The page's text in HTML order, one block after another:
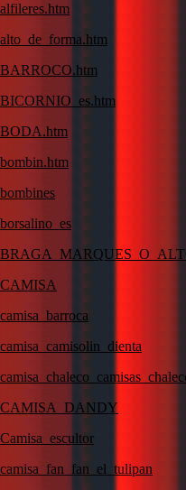
alfileres.htm
alto_de_forma.htm
BARROCO.htm
BICORNIO_es.htm
BODA.htm
bombin.htm
bombines
borsalino_es
CAMISA
camisa_barroca
camisa_camisolin_dienta
CAMISA_DANDY
Camisa_escultor
camisa_fan_fan_el_tulipan